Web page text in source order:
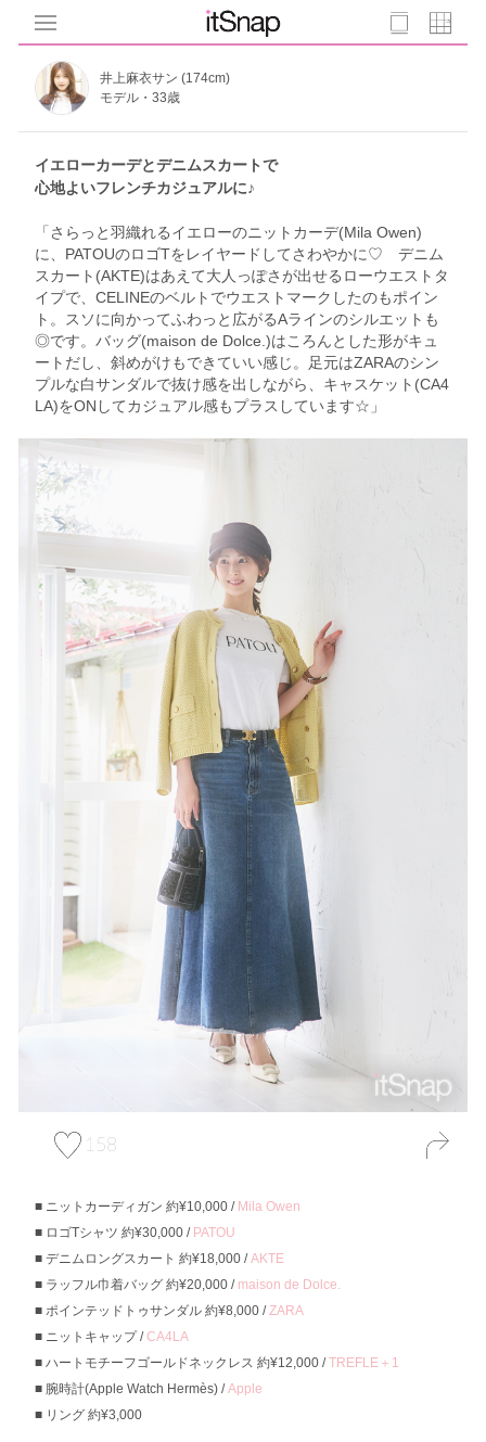
井上麻衣サン (174cm)
モデル・33歳
イエローカーデとデニムスカートで
心地よいフレンチカジュアルに♪
「さらっと羽織れるイエローのニットカーデ(Mila Owen)
に、PATOUのロゴTをレイヤードしてさわやかに♡ デニム
スカート(AKTE)はあえて大人っぽさが出せるローウエストタ
イプで、CELINEのベルトでウエストマークしたのもポイン
ト。スソに向かってふわっと広がるAラインのシルエットも
◎です。バッグ(maison de Dolce.)はころんとした形がキュ
ートだし、斜めがけもできていい感じ。足元はZARAのシン
プルな白サンダルで抜け感を出しながら、キャスケット(CA4
LA)をONしてカジュアル感もプラスしています☆」
158
ニットカーディガン 約¥10,000 / Mila Owen
ロゴTシャツ 約¥30,000 / PATOU
デニムロングスカート 約¥18,000 /AKTE
ラッフル巾着バッグ 約¥20,000 / maison de Dolce.
ポインテッドトゥサンダル 約¥8,000 /ZARA
ニットキャップ /CA4LA
ハートモチーフゴールドネックレス 約¥12,000 /TREFLE＋1
腕時計(Apple Watch Hermès) /Apple
リング 約¥3,000